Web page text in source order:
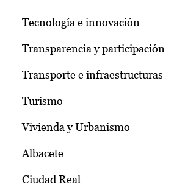
Tecnología e innovación
Transparencia y participación
Transporte e infraestructuras
Turismo
Vivienda y Urbanismo
Albacete
Ciudad Real